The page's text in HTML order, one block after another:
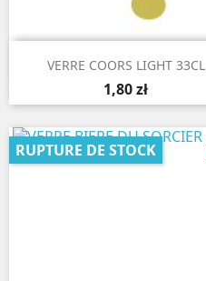
 Aperçu rapide
VERRE COORS LIGHT 33CL
1,80 zł
RUPTURE DE STOCK